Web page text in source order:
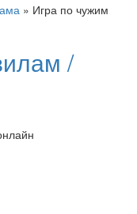
» Игра по чужим
/